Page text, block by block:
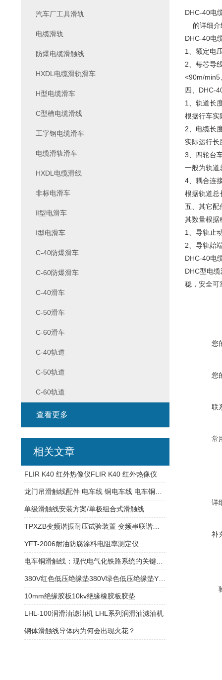
DHC-40电
的详细介
DHC-40电
1、额定电
2、每芯导
<90m/min5
四、DHC-
1、轨道长
根据行车实
2、电缆长
实际运行长
3、四轮台
一般为轨道
4、耦合连
根据轨道总
五、其它配
其数量根据
1、导轨止
2、导轨始
DHC-40电
DHC型电
稳，安全可
您
您
联
常
详
补
汽车厂工具滑轨
电缆滑轨
防爆电缆滑触线
HXDL电缆滑轨滑车
H型电缆滑车
C型槽电缆滑线
工字钢电缆滑车
电缆滑轨滑车
HXDL电缆滑线
非标电滑车
Ⅱ型电滑车
Ⅰ型电滑车
C-40防爆滑车
C-60防爆滑车
C-40滑车
C-50滑车
C-60滑车
C-40轨道
C-50轨道
C-60轨道
查看更多
相关文章
FLIR K40 红外热像仪FLIR K40 红外热像仪
单级滑触线安装方案/单极组合式滑触线
YFT-2006耐油防腐涂料电阻率测定仪
10mm绝缘胶板10kv绝缘橡胶板胶垫
LHL-100润滑油滤油机 LHL系列润滑油滤油机
钢体滑触线导体内为何会出现火花？